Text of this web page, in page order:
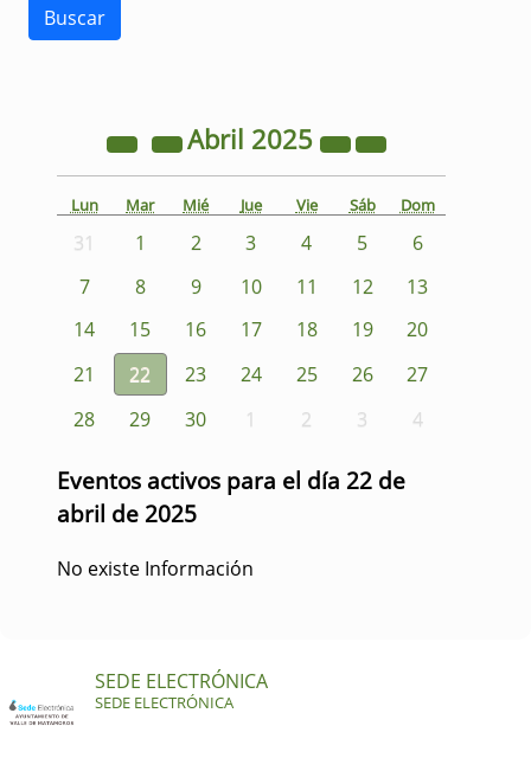
Abril 2025
Lun Mar Mié Jue Vie Sáb Dom
31 1 2 3 4 5
6
7
8 9 10 11 12
13
14
15 16 17 18 19
20
21
22 23 24 25 26
27
28
29 30 1 2 3 4
Eventos activos para el día 22 de
abril de 2025
No existe Información
SEDE ELECTRÓNICA
SEDE ELECTRÓNICA